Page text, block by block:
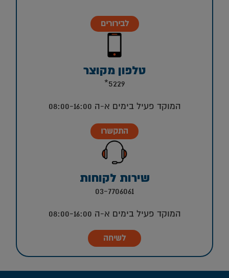
לבירורים
טלפון מקוצר
5229*
המוקד פעיל בימים א-ה 08:00-16:00
התקשרו
שירות לקוחות
03-7706061
המוקד פעיל בימים א-ה 08:00-16:00
לשיחה